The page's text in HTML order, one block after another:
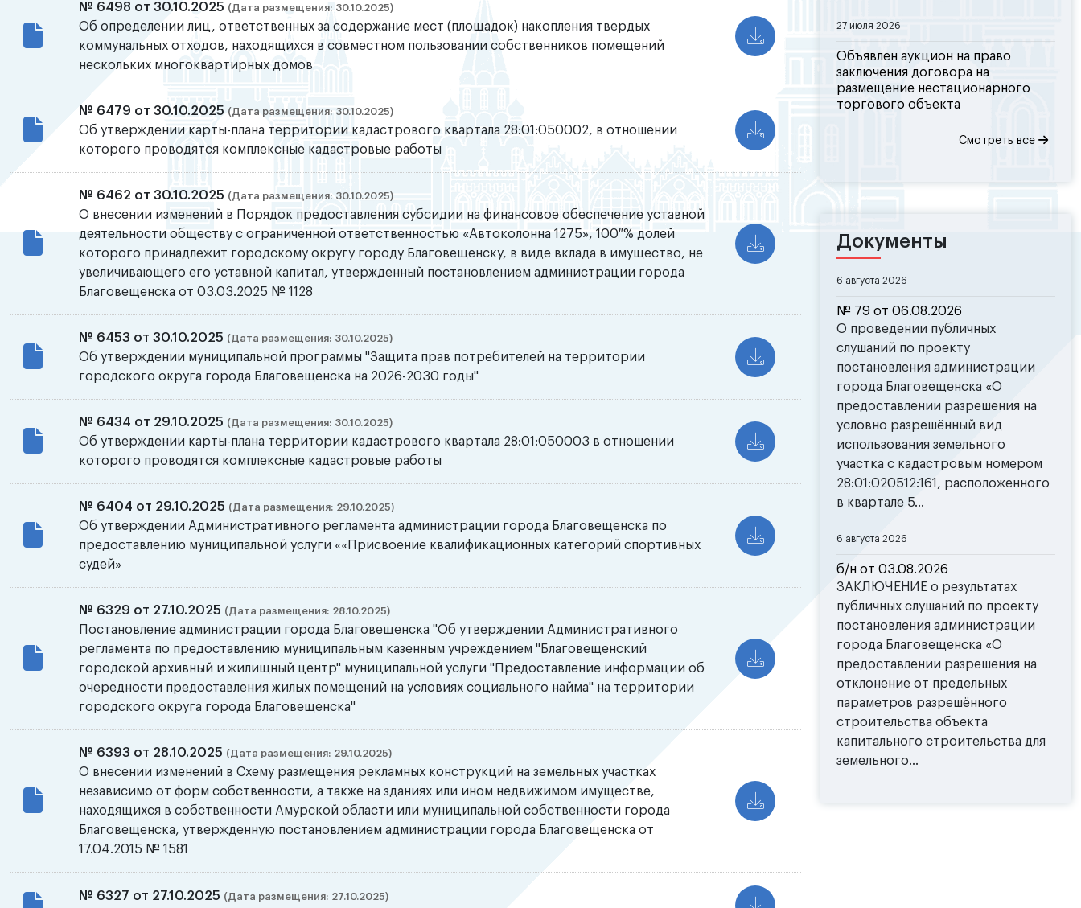
№ 6498 от 30.10.2025 (Дата размещения: 30.10.2025)
Об определении лиц, ответственных за содержание мест (площадок) накопления твердых
коммунальных отходов, находящихся в совместном пользовании собственников помещений
нескольких многоквартирных домов
№ 6479 от 30.10.2025 (Дата размещения: 30.10.2025)
Об утверждении карты-плана территории кадастрового квартала 28:01:050002, в отношении
которого проводятся комплексные кадастровые работы
№ 6462 от 30.10.2025 (Дата размещения: 30.10.2025)
О внесении изменений в Порядок предоставления субсидии на финансовое обеспечение уставной
деятельности обществу с ограниченной ответственностью «Автоколонна 1275», 100 % долей
которого принадлежит городскому округу городу Благовещенску, в виде вклада в имущество, не
увеличивающего его уставной капитал, утвержденный постановлением администрации города
Благовещенска от 03.03.2025 № 1128
№ 6453 от 30.10.2025 (Дата размещения: 30.10.2025)
Об утверждении муниципальной программы "Защита прав потребителей на территории
городского округа города Благовещенска на 2026-2030 годы"
№ 6434 от 29.10.2025 (Дата размещения: 30.10.2025)
Об утверждении карты-плана территории кадастрового квартала 28:01:050003 в отношении
которого проводятся комплексные кадастровые работы
№ 6404 от 29.10.2025 (Дата размещения: 29.10.2025)
Об утверждении Административного регламента администрации города Благовещенска по
предоставлению муниципальной услуги ««Присвоение квалификационных категорий спортивных
судей»
№ 6329 от 27.10.2025 (Дата размещения: 28.10.2025)
Постановление администрации города Благовещенска "Об утверждении Административного
регламента по предоставлению муниципальным казенным учреждением "Благовещенский
городской архивный и жилищный центр" муниципальной услуги "Предоставление информации об
очередности предоставления жилых помещений на условиях социального найма" на территории
городского округа города Благовещенска"
№ 6393 от 28.10.2025 (Дата размещения: 29.10.2025)
О внесении изменений в Схему размещения рекламных конструкций на земельных участках
независимо от форм собственности, а также на зданиях или ином недвижимом имуществе,
находящихся в собственности Амурской области или муниципальной собственности города
Благовещенска, утвержденную постановлением администрации города Благовещенска от
17.04.2015 № 1581
№ 6327 от 27.10.2025 (Дата размещения: 27.10.2025)
27 июля 2026
Объявлен аукцион на право
заключения договора на
размещение нестационарного
торгового объекта
Смотреть все
Документы
6 августа 2026
№ 79 от 06.08.2026
О проведении публичных
слушаний по проекту
постановления администрации
города Благовещенска «О
предоставлении разрешения на
условно разрешённый вид
использования земельного
участка с кадастровым номером
28:01:020512:161, расположенного
в квартале 5...
6 августа 2026
б/н от 03.08.2026
ЗАКЛЮЧЕНИЕ о результатах
публичных слушаний по проекту
постановления администрации
города Благовещенска «О
предоставлении разрешения на
отклонение от предельных
параметров разрешённого
строительства объекта
капитального строительства для
земельного...